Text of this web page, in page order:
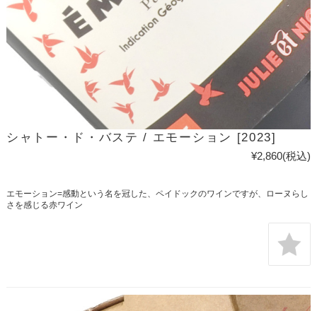
シャトー・ド・バステ / エモーション [2023]
¥2,860(税込)
エモーション=感動という名を冠した、ペイドックのワインですが、ローヌらし
さを感じる赤ワイン